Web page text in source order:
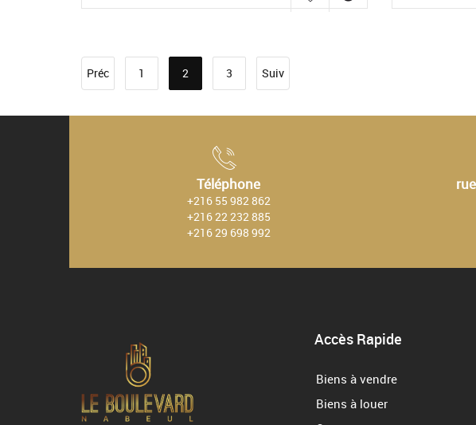
Préc 1 2 3 Suiv
Téléphone
+216 55 982 862
+216 22 232 885
+216 29 698 992
Accès Rapide
Biens à vendre
Biens à louer